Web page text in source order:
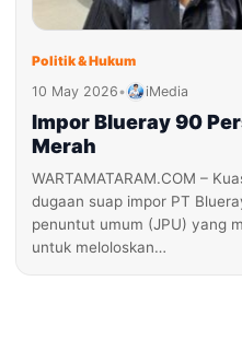
Politik & Hukum
10 May 2026• iMedia
Impor Blueray 90
Merah
WARTAMATARAM.COM –
dugaan suap impor PT
penuntut umum (JPU) yang
untuk meloloskan…